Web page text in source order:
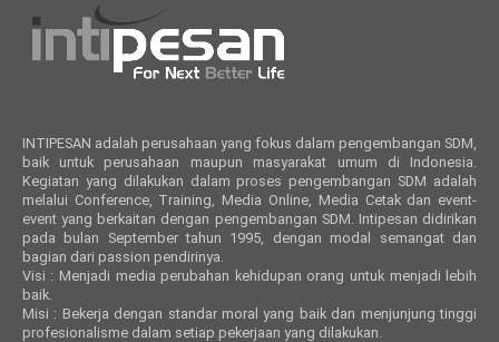
INTIPESAN adalah perusahaan yang fokus dalam pengembangan SDM,
baik untuk perusahaan maupun masyarakat umum di Indonesia.
Kegiatan yang dilakukan dalam proses pengembangan SDM adalah
melalui Conference, Training, Media Online, Media Cetak dan event-
event yang berkaitan dengan pengembangan SDM. Intipesan didirikan
pada bulan September tahun 1995, dengan modal semangat dan
bagian dari passion pendirinya.
Visi : Menjadi media perubahan kehidupan orang untuk menjadi lebih
baik.
Misi : Bekerja dengan standar moral yang baik dan menjunjung tinggi
profesionalisme dalam setiap pekerjaan yang dilakukan.